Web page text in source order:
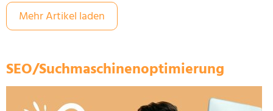
Mehr Artikel laden
SEO/Suchmaschinenoptimierung